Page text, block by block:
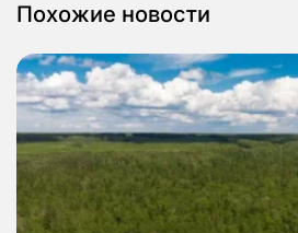
Похожие новости